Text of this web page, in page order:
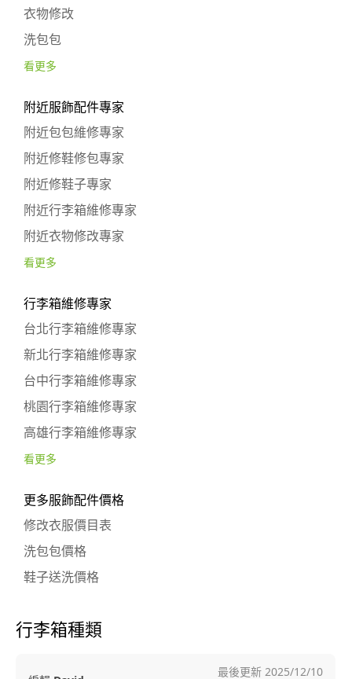
衣物修改
洗包包
看更多
附近服飾配件專家
附近包包維修專家
附近修鞋修包專家
附近修鞋子專家
附近行李箱維修專家
附近衣物修改專家
看更多
行李箱維修專家
台北行李箱維修專家
新北行李箱維修專家
台中行李箱維修專家
桃園行李箱維修專家
高雄行李箱維修專家
看更多
更多服飾配件價格
修改衣服價目表
洗包包價格
鞋子送洗價格
行李箱種類
最後更新 2025/12/10